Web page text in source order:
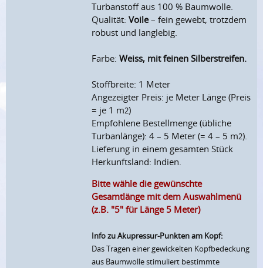
Turbanstoff aus 100 % Baumwolle.
Qualität:Voile– fein gewebt, trotzdem
robust und langlebig.
Farbe:Weiss, mit feinen Silberstreifen.
Stoffbreite: 1 Meter
Angezeigter Preis: je Meter Länge (Preis
= je 1 m2)
Empfohlene Bestellmenge (übliche
Turbanlänge): 4 – 5 Meter (= 4 – 5 m2).
Lieferung in einem gesamten Stück
Herkunftsland: Indien.
Bitte wähle die gewünschte
Gesamtlänge mit dem Auswahlmenü
(z.B. "5" für Länge 5 Meter)
Info zu Akupressur-Punkten am Kopf:
Das Tragen einer gewickelten Kopfbedeckung
aus Baumwolle stimuliert bestimmte